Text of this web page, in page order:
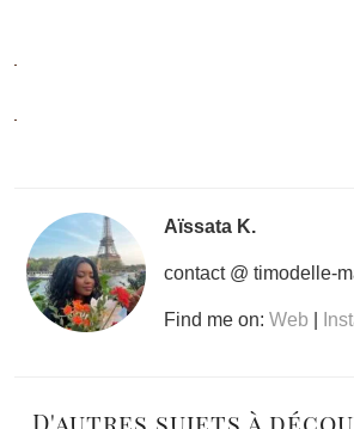
Aïssata K.
contact @ timodelle-
Find me on: Web
D'autres sujets à